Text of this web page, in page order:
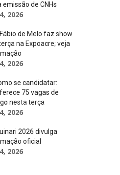
emissão de CNHs
2026
de Melo faz show
na Expoacre; veja
2026
se candidatar:
75 vagas de
nesta terça
2026
2026 divulga
oficial
2026